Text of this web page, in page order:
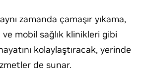
zamanda çamaşır yıkama,
ve mobil sağlık klinikleri gibi
hayatını kolaylaştıracak, yerinde
de sunar.